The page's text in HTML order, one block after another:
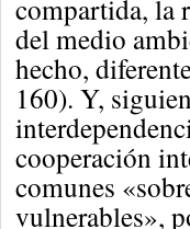
compartida, la
del medio
hecho,
160). Y,
cooperación
comunes
vulnerables»,